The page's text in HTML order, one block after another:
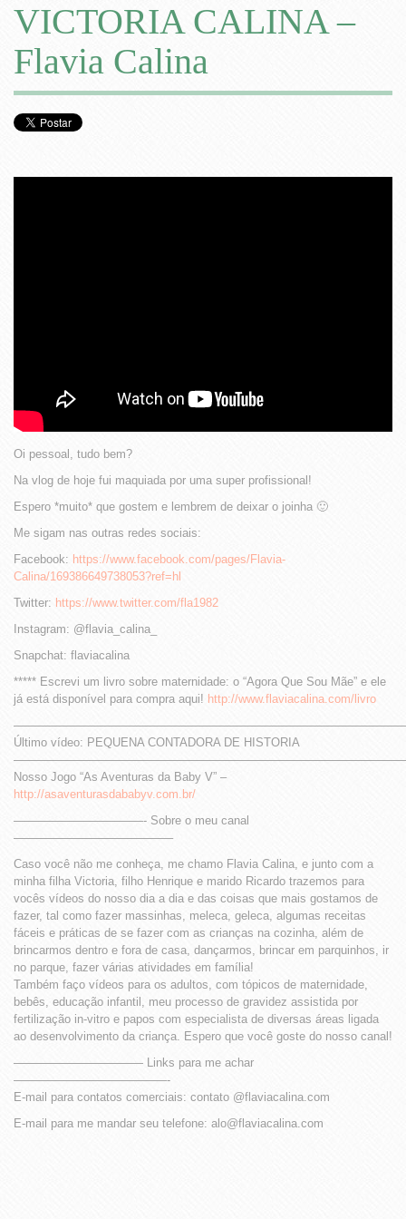
VICTORIA CALINA –
Flavia Calina
Oi pessoal, tudo bem?
Na vlog de hoje fui maquiada por uma super profissional!
Espero *muito* que gostem e lembrem de deixar o joinha 🙂
Me sigam nas outras redes sociais:
Facebook: https://www.facebook.com/pages/Flavia-
Calina/169386649738053?ref=hl
Twitter: https://www.twitter.com/fla1982
Instagram: @flavia_calina_
Snapchat: flaviacalina
***** Escrevi um livro sobre maternidade: o “Agora Que Sou Mãe” e ele
já está disponível para compra aqui! http://www.flaviacalina.com/livro
Último vídeo: PEQUENA CONTADORA DE HISTORIA
Nosso Jogo “As Aventuras da Baby V” –
http://asaventurasdababyv.com.br/
———————————- Sobre o meu canal
—————————————–
Caso você não me conheça, me chamo Flavia Calina, e junto com a
minha filha Victoria, filho Henrique e marido Ricardo trazemos para
vocês vídeos do nosso dia a dia e das coisas que mais gostamos de
fazer, tal como fazer massinhas, meleca, geleca, algumas receitas
fáceis e práticas de se fazer com as crianças na cozinha, além de
brincarmos dentro e fora de casa, dançarmos, brincar em parquinhos, ir
no parque, fazer várias atividades em família!
Também faço vídeos para os adultos, com tópicos de maternidade,
bebês, educação infantil, meu processo de gravidez assistida por
fertilização in-vitro e papos com especialista de diversas áreas ligada
ao desenvolvimento da criança. Espero que você goste do nosso canal!
——————————— Links para me achar
—————————————-
E-mail para contatos comerciais: contato @flaviacalina.com
E-mail para me mandar seu telefone: alo@flaviacalina.com